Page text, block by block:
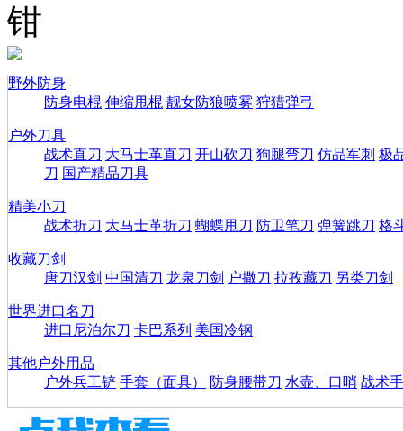
钳
野外防身
防身电棍 伸缩甩棍 靓女防狼喷雾 狩猎弹弓
户外刀具
战术直刀 大马士革直刀 开山砍刀 狗腿弯刀 仿品军刺 极
刀 国产精品刀具
精美小刀
战术折刀 大马士革折刀 蝴蝶甩刀 防卫笔刀 弹簧跳刀 格
收藏刀剑
唐刀汉剑 中国清刀 龙泉刀剑 户撒刀 拉孜藏刀 另类刀剑
世界进口名刀
进口尼泊尔刀 卡巴系列 美国冷钢
其他户外用品
户外兵工铲 手套（面具） 防身腰带刀 水壶、口哨 战术